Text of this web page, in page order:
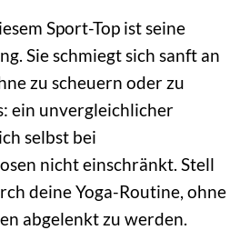
Sport-Top ist seine
Sie schmiegt sich sanft an
zu scheuern oder zu
ein unvergleichlicher
selbst bei
nicht einschränkt. Stell
deine Yoga-Routine, ohne
abgelenkt zu werden.